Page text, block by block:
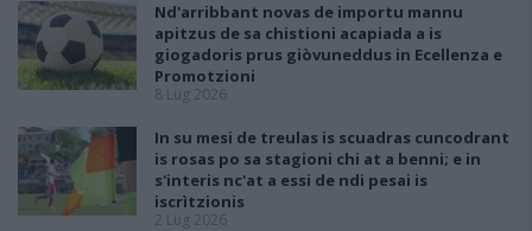
Nd'arribbant novas de importu mannu
apitzus de sa chistioni acapiada a is
giogadoris prus giòvuneddus in Ecellenza e
Promotzioni
8 Lug 2026
In su mesi de treulas is scuadras cuncodrant
is rosas po sa stagioni chi at a benni; e in
s'interis nc'at a essi de ndi pesai is
iscrìtzionis
2 Lug 2026